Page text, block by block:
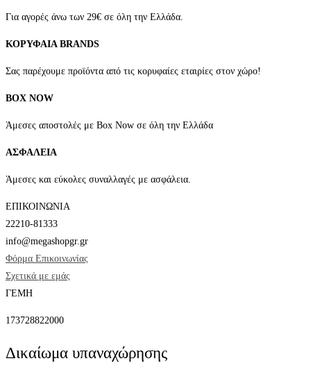
Για αγορές άνω των 29€ σε όλη την Ελλάδα.
ΚΟΡΥΦΑΙΑ BRANDS
Σας παρέχουμε προϊόντα από τις κορυφαίες εταιρίες στον χώρο!
BOX NOW
Άμεσες αποστολές με Box Now σε όλη την Ελλάδα
ΑΣΦΑΛΕΙΑ
Άμεσες και εύκολες συναλλαγές με ασφάλεια.
ΕΠΙΚΟΙΝΩΝΙΑ
22210-81333
info@megashopgr.gr
Φόρμα Επικοινωνίας
Σχετικά με εμάς
ΓΕΜΗ
173728822000
Δικαίωμα υπαναχώρησης